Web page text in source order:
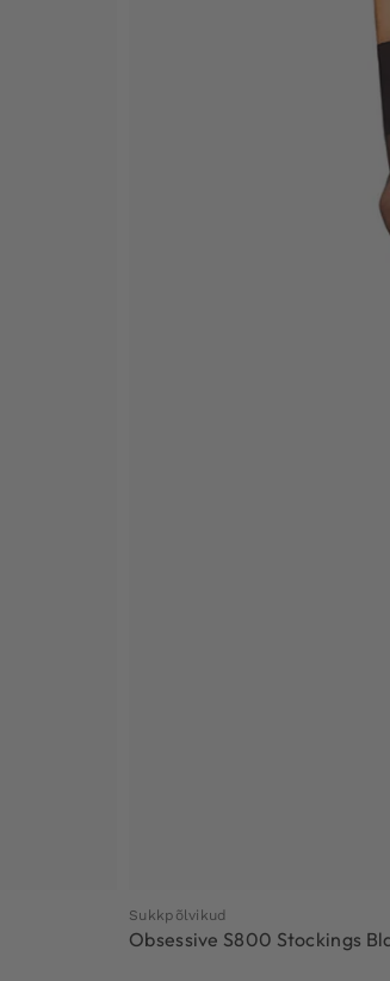
Sukkpõlvikud
Obsessive S800 Stockings